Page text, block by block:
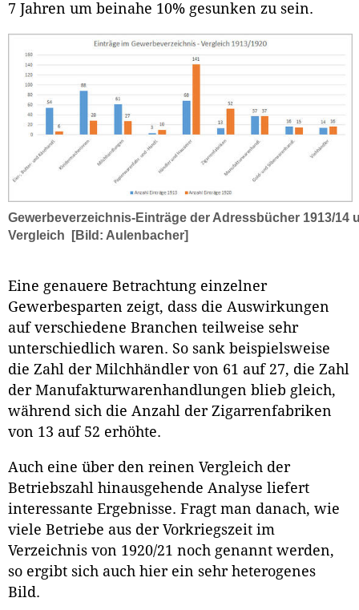
7 Jahren um beinahe 10% gesunken zu sein.
Gewerbeverzeichnis-Einträge der Adressbücher 1913/14
Vergleich
[Bild: Aulenbacher]
Eine genauere Betrachtung einzelner
Gewerbesparten zeigt, dass die Auswirkungen
auf verschiedene Branchen teilweise sehr
unterschiedlich waren. So sank beispielsweise
die Zahl der Milchhändler von 61 auf 27, die Zahl
der Manufakturwarenhandlungen blieb gleich,
während sich die Anzahl der Zigarrenfabriken
von 13 auf 52 erhöhte.
Auch eine über den reinen Vergleich der
Betriebszahl hinausgehende Analyse liefert
interessante Ergebnisse. Fragt man danach, wie
viele Betriebe aus der Vorkriegszeit im
Verzeichnis von 1920/21 noch genannt werden,
so ergibt sich auch hier ein sehr heterogenes
Bild.